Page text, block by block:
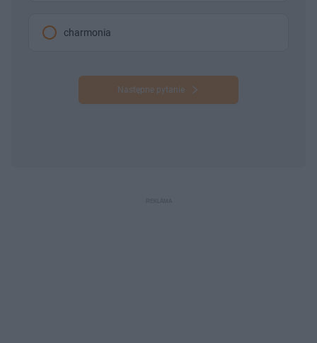
charmonia
Następne pytanie